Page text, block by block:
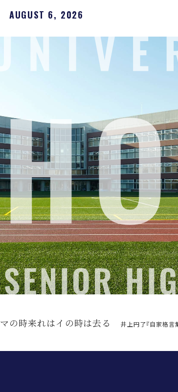
AUGUST 6, 2026
マの時来れはイの時は去る 井上円了『自家格言